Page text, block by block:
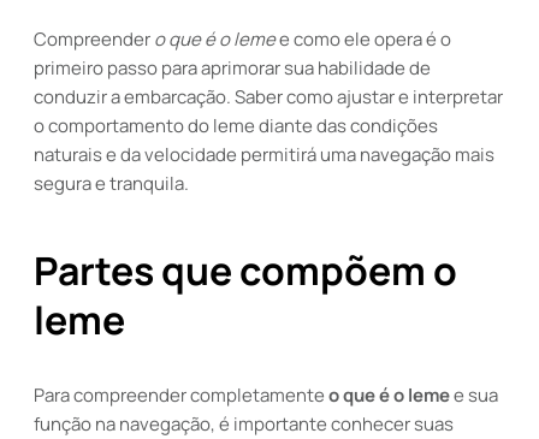
Compreendero que é o lemee como ele opera é o
primeiro passo para aprimorar sua habilidade de
conduzir a embarcação. Saber como ajustar e interpretar
o comportamento do leme diante das condições
naturais e da velocidade permitirá uma navegação mais
segura e tranquila.
Partes que compõem o
leme
Para compreender completamenteo que é o lemee sua
função na navegação, é importante conhecer suas